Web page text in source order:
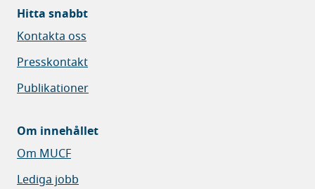
Hitta snabbt
Kontakta oss
Presskontakt
Publikationer
Om innehållet
Om MUCF
Lediga jobb